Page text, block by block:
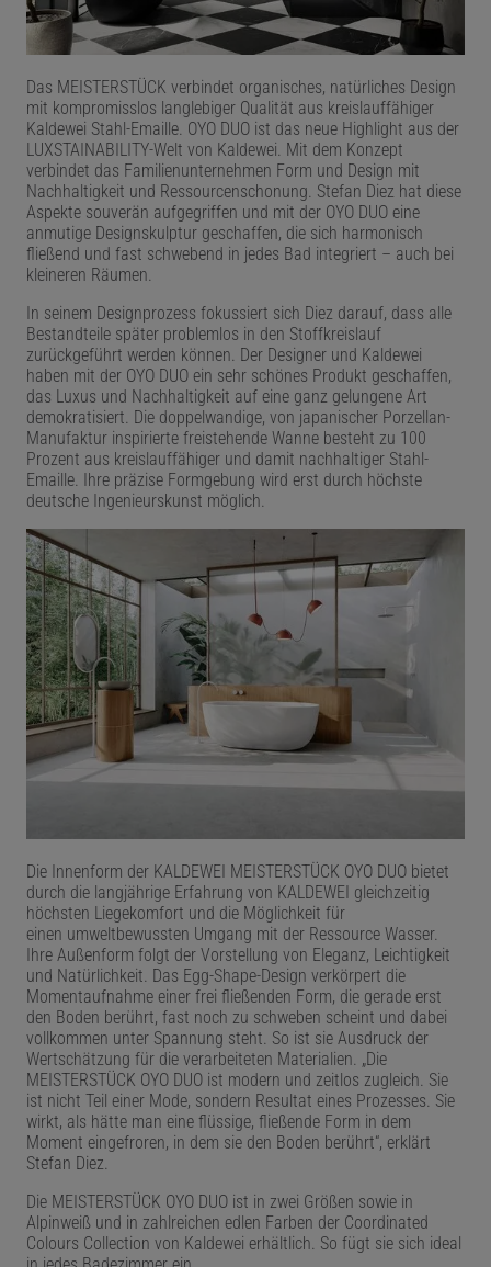
Das MEISTERSTÜCK verbindet organisches, natürliches Design
mit kompromisslos langlebiger Qualität aus kreislauffähiger
Kaldewei Stahl-Emaille. OYO DUO ist das neue Highlight aus der
LUXSTAINABILITY-Welt von Kaldewei. Mit dem Konzept
verbindet das Familienunternehmen Form und Design mit
Nachhaltigkeit und Ressourcenschonung. Stefan Diez hat diese
Aspekte souverän aufgegriffen und mit der OYO DUO eine
anmutige Designskulptur geschaffen, die sich harmonisch
fließend und fast schwebend in jedes Bad integriert – auch bei
kleineren Räumen.
In seinem Designprozess fokussiert sich Diez darauf, dass alle
Bestandteile später problemlos in den Stoffkreislauf
zurückgeführt werden können. Der Designer und Kaldewei
haben mit der OYO DUO ein sehr schönes Produkt geschaffen,
das Luxus und Nachhaltigkeit auf eine ganz gelungene Art
demokratisiert. Die doppelwandige, von japanischer Porzellan-
Manufaktur inspirierte freistehende Wanne besteht zu 100
Prozent aus kreislauffähiger und damit nachhaltiger Stahl-
Emaille. Ihre präzise Formgebung wird erst durch höchste
deutsche Ingenieurskunst möglich.
Die Innenform der KALDEWEI MEISTERSTÜCK OYO DUO bietet
durch die langjährige Erfahrung von KALDEWEI gleichzeitig
höchsten Liegekomfort und die Möglichkeit für
einen umweltbewussten Umgang mit der Ressource Wasser.
Ihre Außenform folgt der Vorstellung von Eleganz, Leichtigkeit
und Natürlichkeit. Das Egg-Shape-Design verkörpert die
Momentaufnahme einer frei fließenden Form, die gerade erst
den Boden berührt, fast noch zu schweben scheint und dabei
vollkommen unter Spannung steht. So ist sie Ausdruck der
Wertschätzung für die verarbeiteten Materialien. „Die
MEISTERSTÜCK OYO DUO ist modern und zeitlos zugleich. Sie
ist nicht Teil einer Mode, sondern Resultat eines Prozesses. Sie
wirkt, als hätte man eine flüssige, fließende Form in dem
Moment eingefroren, in dem sie den Boden berührt“, erklärt
Stefan Diez.
Die MEISTERSTÜCK OYO DUO ist in zwei Größen sowie in
Alpinweiß und in zahlreichen edlen Farben der Coordinated
Colours Collection von Kaldewei erhältlich. So fügt sie sich ideal